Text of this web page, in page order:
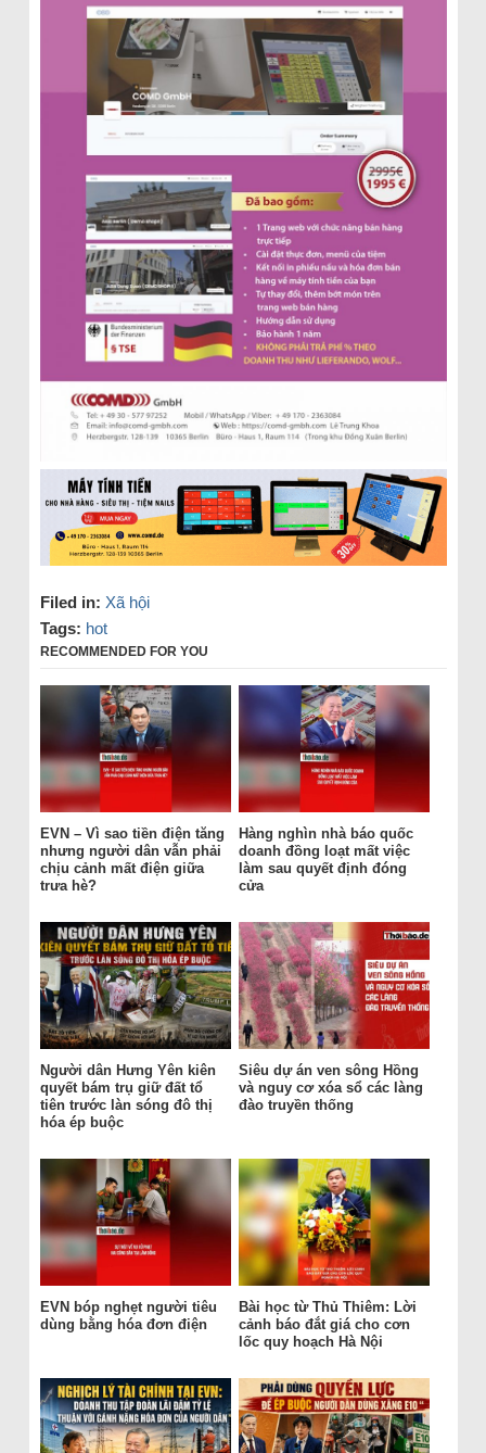
Filed in: Xã hội
Tags: hot
RECOMMENDED FOR YOU
EVN – Vì sao tiền điện tăng
nhưng người dân vẫn phải
chịu cảnh mất điện giữa
trưa hè?
Hàng nghìn nhà báo quốc
doanh đồng loạt mất việc
làm sau quyết định đóng
cửa
Người dân Hưng Yên kiên
quyết bám trụ giữ đất tổ
tiên trước làn sóng đô thị
hóa ép buộc
Siêu dự án ven sông Hồng
và nguy cơ xóa sổ các làng
đào truyền thống
EVN bóp nghẹt người tiêu
dùng bằng hóa đơn điện
Bài học từ Thủ Thiêm: Lời
cảnh báo đắt giá cho cơn
lốc quy hoạch Hà Nội